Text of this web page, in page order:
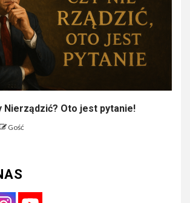
Nierządzić? Oto jest pytanie!
Gość